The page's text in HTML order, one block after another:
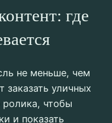
где
не меньше, чем
заказать уличных
ролика, чтобы
и показать